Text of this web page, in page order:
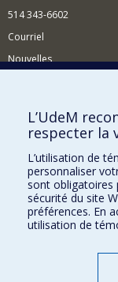
514 343-6602
Courriel
Nouvelles
Comment soutenir
BESOIN D'AIDE?
Plan du site
Signaler une erreur
Accessibilité
FACULTÉ DES ARTS
Nos départements et
L’UdeM
respecter la
L’utilisation de
personnaliser
sont obligatoires
sécurité du site
préférences. En
utilisation de